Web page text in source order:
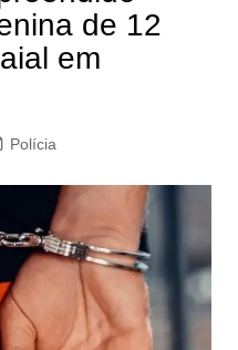
de 12
em
Polícia